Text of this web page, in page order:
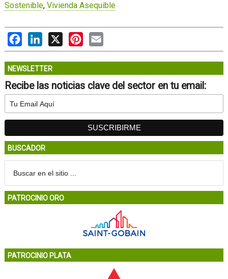
Sostenible, Vivienda Asequible
FacebookLinkedIn
X PinterestEmail
NEWSLETTER
Recibe las noticias clave del sector en tu email:
BUSCADOR
PATROCINIO ORO
PATROCINIO PLATA